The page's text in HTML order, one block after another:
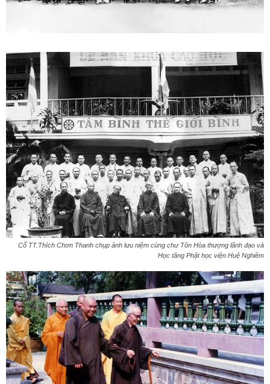
Cố TT.Thích Chơn Thanh chụp ảnh lưu niệm cùng chư Tôn Hòa thượng lãnh đạo và
Học tăng Phật học viện Huệ Nghiêm